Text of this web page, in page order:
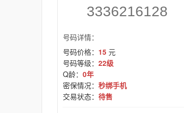
3336216128
号码详情：
号码价格： 15 元
号码等级： 22级
Q龄： 0年
密保情况： 秒绑手机
交易状态： 待售